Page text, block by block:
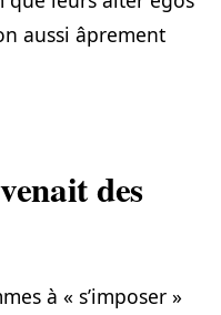
aussi âprement
des
à « s’imposer »